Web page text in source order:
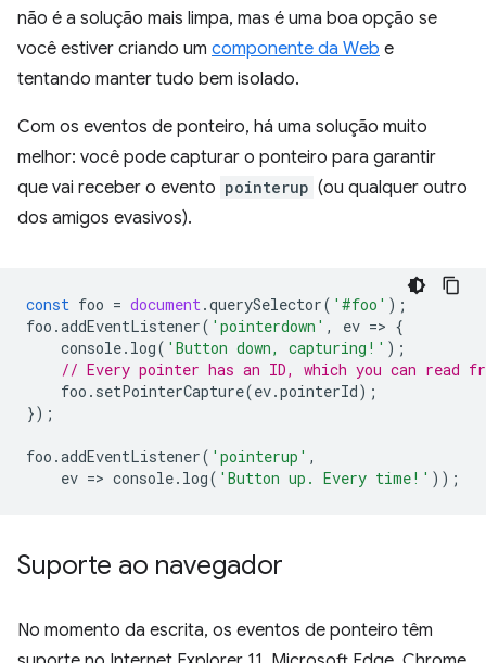
não é a solução mais limpa, mas é uma boa opção se
você estiver criando um componente da Web e
tentando manter tudo bem isolado.
Com os eventos de ponteiro, há uma solução muito
melhor: você pode capturar o ponteiro para garantir
que vai receber o evento pointerup (ou qualquer outro
dos amigos evasivos).
const foo = document.querySelector( '#foo' );
foo .addEventListener( 'pointerdown' , ev => {
console. log( 'Button down, capturing!' );
// Every pointer has an ID, which you can read
foo . setPointerCapture(ev.pointerId);
});
foo .addEventListener( 'pointerup' ,
ev => console. log( 'Button up. Every time!' ));
Suporte ao navegador
No momento da escrita, os eventos de ponteiro têm